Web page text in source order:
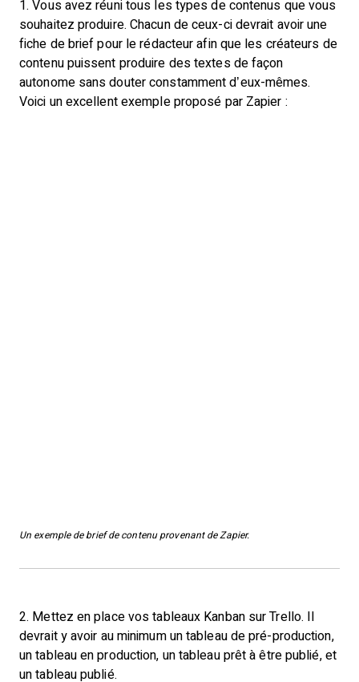
1. Vous avez réuni tous les types de contenus que vous
souhaitez produire. Chacun de ceux-ci devrait avoir une
fiche de brief pour le rédacteur afin que les créateurs de
contenu puissent produire des textes de façon
autonome sans douter constamment d’eux-mêmes.
Voici un excellent exemple proposé par Zapier :
Un exemple de brief de contenu provenant de Zapier.
2. Mettez en place vos tableaux Kanban sur Trello. Il
devrait y avoir au minimum un tableau de pré-production,
un tableau en production, un tableau prêt à être publié, et
un tableau publié.